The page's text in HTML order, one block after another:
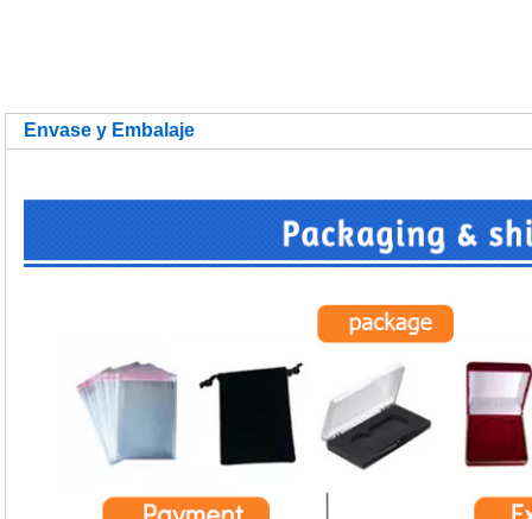
Envase y Embalaje